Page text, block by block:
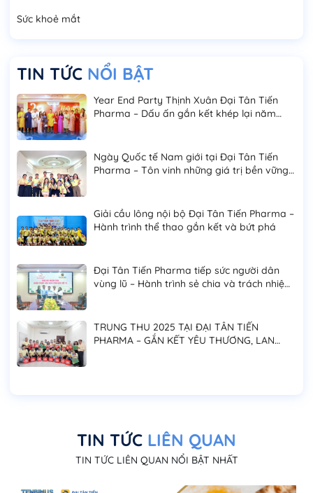
Sức khoẻ mắt
TIN TỨC NỔI BẬT
Year End Party Thịnh Xuân Đại Tân Tiến
Pharma – Dấu ấn gắn kết khép lại năm
Ngày Quốc tế Nam giới tại Đại Tân Tiến
Pharma – Tôn vinh những giá trị bền vững
Giải cầu lông nội bộ Đại Tân Tiến Pharma –
Hành trình thể thao gắn kết và bứt phá
Đại Tân Tiến Pharma tiếp sức người dân
vùng lũ – Hành trình sẻ chia và trách nhiệm
TRUNG THU 2025 TẠI ĐẠI TÂN TIẾN
PHARMA – GẮN KẾT YÊU THƯƠNG, LAN
TIN TỨC LIÊN QUAN
TIN TỨC LIÊN QUAN NỔI BẬT NHẤT